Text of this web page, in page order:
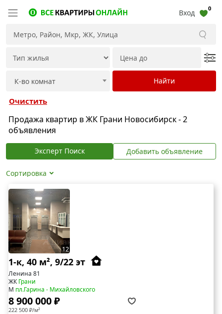
Вход 0
Очистить
Продажа квартир в ЖК Грани Новосибирск - 2
объявления
Эксперт Поиск Добавить объявление
Сортировка
12
1-к, 40 м², 9/22 эт
Ленина 81
ЖКГрани
М пл.Гарина - Михайловского
8 900 000 ₽
222 500 ₽/м²